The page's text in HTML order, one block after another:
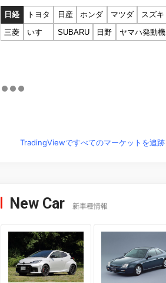
日経 トヨタ 日産 ホンダ マツダ
スズキ
三菱
いすゞ SUBARU 日野 ヤマハ発動機
TradingViewですべてのマーケットを追跡
New Car 新車種情報